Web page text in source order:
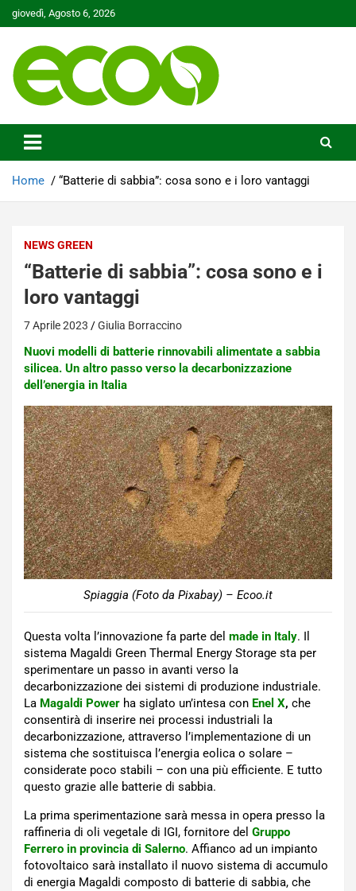
Skip
to
giovedì, Agosto 6, 2026
Ecoo.it
Home “Batterie di sabbia”: cosa sono e i loro vantaggi
NEWS GREEN
“Batterie di sabbia”: cosa sono e i
loro vantaggi
7 Aprile 2023 Giulia Borraccino
Nuovi modelli di batterie rinnovabili alimentate a sabbia
silicea. Un altro passo verso la decarbonizzazione
dell’energia in Italia
Spiaggia (Foto da Pixabay) – Ecoo.it
Questa volta l’innovazione fa parte del made in Italy. Il
sistema Magaldi Green Thermal Energy Storage sta per
sperimentare un passo in avanti verso la
decarbonizzazione dei sistemi di produzione industriale.
La Magaldi Power ha siglato un’intesa con Enel X, che
consentirà di inserire nei processi industriali la
decarbonizzazione, attraverso l’implementazione di un
sistema che sostituisca l’energia eolica o solare –
considerate poco stabili – con una più efficiente. E tutto
questo grazie alle batterie di sabbia.
La prima sperimentazione sarà messa in opera presso la
raffineria di oli vegetale di IGI, fornitore del Gruppo
Ferrero in provincia di Salerno. Affianco ad un impianto
fotovoltaico sarà installato il nuovo sistema di accumulo
di energia Magaldi composto di batterie di sabbia, che